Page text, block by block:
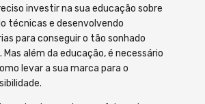
investir na sua educação sobre
técnicas e desenvolvendo
para conseguir o tão sonhado
além da educação, é necessário
levar a sua marca para o